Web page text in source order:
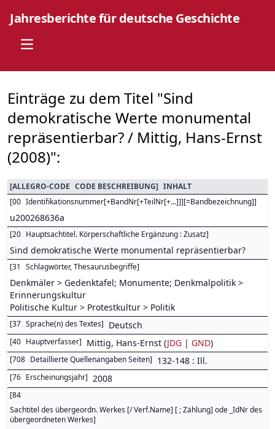
Jahresberichte für deutsche Geschichte
Open main menu
Einträge zu dem Titel "Sind
demokratische Werte monumental
repräsentierbar? / Mittig, Hans-Ernst
(2008)":
[ALLEGRO-CODE CODE BESCHREIBUNG] INHALT
[00 Identifikationsnummer[+BandNr[+TeilNr[+...]]][=Bandbezeichnung]]
u200268636a
[20 Hauptsachtitel. Körperschaftliche Ergänzung : Zusatz]
Sind demokratische Werte monumental repräsentierbar?
[31 Schlagwörter, Thesaurusbegriffe]
Denkmäler > Gedenktafel; Monumente; Denkmalpolitik >
Erinnerungskultur
Politische Kultur > Protestkultur > Politik
[37 Sprache(n) des Textes] Deutsch
[40 Hauptverfasser] Mittig, Hans-Ernst (JDG | GND)
[708 Detaillierte Quellenangaben Seiten] 132-148 : Ill.
[76 Erscheinungsjahr] 2008
[84
Sachtitel des übergeordn. Werkes [/ Verf.Name] [ ; Zählung] ode _IdNr des
übergeordneten Werkes]